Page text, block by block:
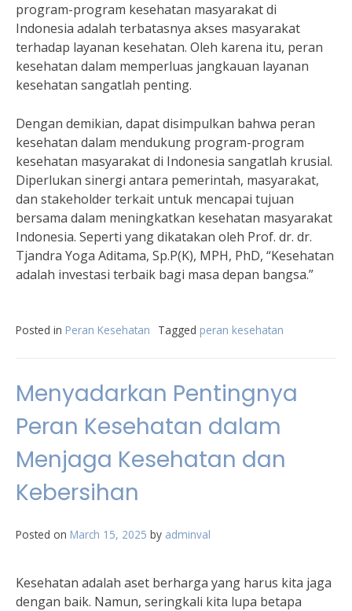
program-program kesehatan masyarakat di
Indonesia adalah terbatasnya akses masyarakat
terhadap layanan kesehatan. Oleh karena itu, peran
kesehatan dalam memperluas jangkauan layanan
kesehatan sangatlah penting.
Dengan demikian, dapat disimpulkan bahwa peran
kesehatan dalam mendukung program-program
kesehatan masyarakat di Indonesia sangatlah krusial.
Diperlukan sinergi antara pemerintah, masyarakat,
dan stakeholder terkait untuk mencapai tujuan
bersama dalam meningkatkan kesehatan masyarakat
Indonesia. Seperti yang dikatakan oleh Prof. dr. dr.
Tjandra Yoga Aditama, Sp.P(K), MPH, PhD, “Kesehatan
adalah investasi terbaik bagi masa depan bangsa.”
Posted in Peran Kesehatan Tagged peran kesehatan
Menyadarkan Pentingnya
Peran Kesehatan dalam
Menjaga Kesehatan dan
Kebersihan
Posted on March 15, 2025 by adminval
Kesehatan adalah aset berharga yang harus kita jaga
dengan baik. Namun, seringkali kita lupa betapa